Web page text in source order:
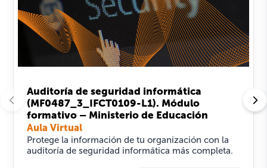
Auditoría de seguridad informática
(MF0487_3_IFCT0109-L1). Módulo
formativo – Ministerio de Educación
Aula Virtual
Protege la información de tu organización con la
auditoría de seguridad informática más completa.